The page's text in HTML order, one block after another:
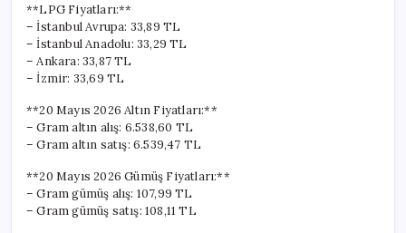
**LPG Fiyatları:**
– İstanbul Avrupa: 33,89 TL
– İstanbul Anadolu: 33,29 TL
– Ankara: 33,87 TL
– İzmir: 33,69 TL
**20 Mayıs 2026 Altın Fiyatları:**
– Gram altın alış: 6.538,60 TL
– Gram altın satış: 6.539,47 TL
**20 Mayıs 2026 Gümüş Fiyatları:**
– Gram gümüş alış: 107,99 TL
– Gram gümüş satış: 108,11 TL